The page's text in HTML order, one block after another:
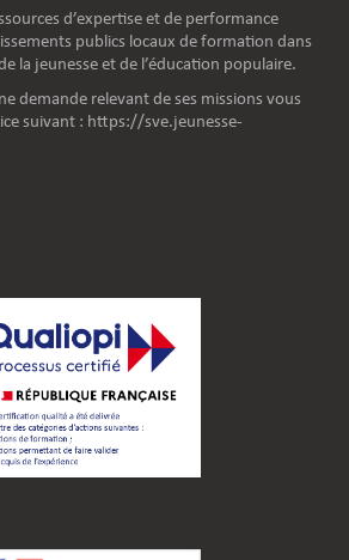
d’expertise et de performance
publics locaux de formation dans
la jeunesse et de l’éducation populaire.
demande relevant de ses missions vous
suivant : https://sve.jeunesse-